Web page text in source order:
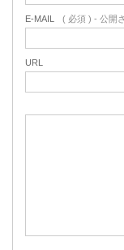
E-MAIL ( 必須 ) - 公開
URL